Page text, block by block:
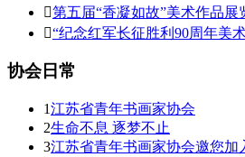
第五届“香凝如故”美术作品展
“纪念红军长征胜利90周年美
协会日常
1江苏省青年书画家协会
2生命不息 逐梦不止
3江苏省青年书画家协会邀您加